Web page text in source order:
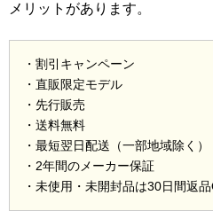
メリットがあります。
・割引キャンペーン
・直販限定モデル
・先行販売
・送料無料
・最短翌日配送（一部地域除く）
・2年間のメーカー保証
・未使用・未開封品は30日間返